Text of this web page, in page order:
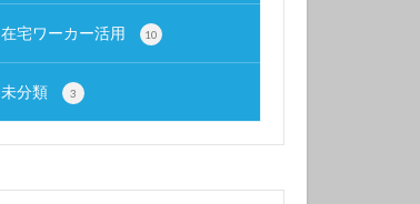
在宅ワーカー活用 10
未分類 3